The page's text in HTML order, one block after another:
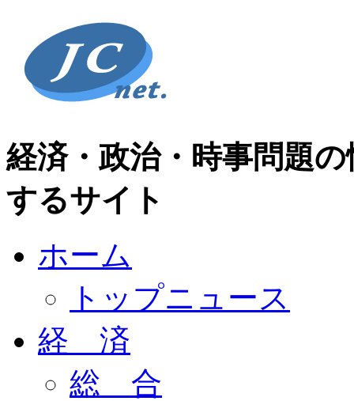
経済・政治・時事問題
するサイト
ホーム
トップニュース
経 済
総 合